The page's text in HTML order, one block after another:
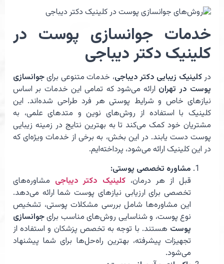
خدمات جوانسازی پوست در
کلینیک دکتر دیباجی
درکلینیک زیبایی دکتر دیباجی، خدمات متنوعی برایجوانسازی
پوست در تهران ارائه می‌شود که تمامی این خدمات بر اساس
نیازهای خاص و شرایط پوستی هر فرد طراحی شده‌اند. این
کلینیک با استفاده از روش‌های نوین و متدهای علمی، به
مشتریان خود کمک می‌کند تا به بهترین نتایج در زمینه زیبایی
پوست دست یابند. در این بخش، به برخی از خدمات ویژه‌ای که
در این کلینیک ارائه می‌شود، پرداخته‌ایم.
مشاوره تخصصی پوستی:
قبل از هر درمان، کلینیک دکتر دیباجی مشاوره‌های
تخصصی برای ارزیابی نیازهای پوست شما ارائه می‌دهد.
این مشاوره‌ها شامل بررسی مشکلات پوستی، تشخیص
نوع پوست، و شناسایی روش‌های مناسب برایجوانسازی
پوست هستند. با توجه به تخصص پزشکان و استفاده از
تجهیزات پیشرفته، بهترین راه‌حل‌ها برای شما پیشنهاد
می‌شود.